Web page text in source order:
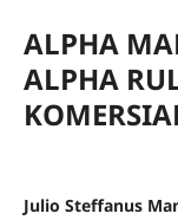
ALPHA
ALPHA
Julio Steffanus